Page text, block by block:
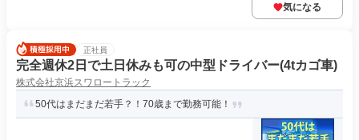
気になる
正社員
完全週休2日で土日休みも可の中型ドライバー(4tカゴ車)
株式会社京浜スワロートラック
50代はまだまだ若手？！70歳まで勤務可能！